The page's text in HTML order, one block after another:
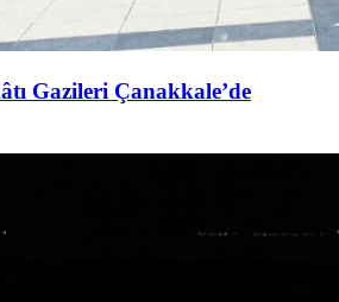
Gazileri Çanakkale’de